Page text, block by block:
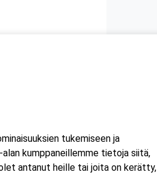
tukemiseen ja
alan kumppaneillemme tietoja siitä,
antanut heille tai joita on kerätty,